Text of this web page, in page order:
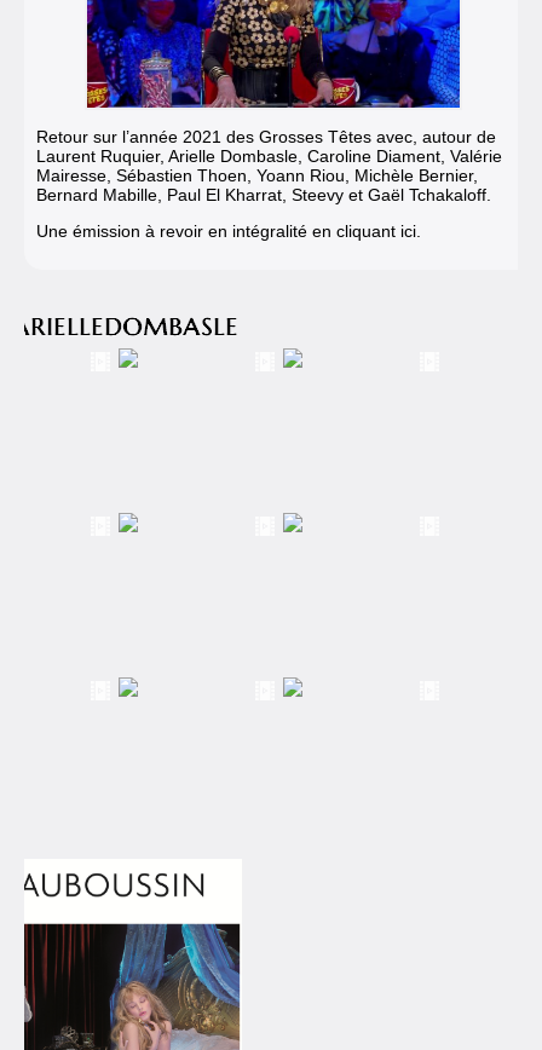
Retour sur l’année 2021 des Grosses Têtes avec, autour de
Laurent Ruquier, Arielle Dombasle, Caroline Diament, Valérie
Mairesse, Sébastien Thoen, Yoann Riou, Michèle Bernier,
Bernard Mabille, Paul El Kharrat, Steevy et Gaël Tchakaloff.
Une émission à revoir en intégralité en cliquant ici.